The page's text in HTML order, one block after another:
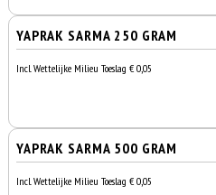
YAPRAK SARMA 250 GRAM
Incl. Wettelijke Milieu Toeslag € 0,05
YAPRAK SARMA 500 GRAM
Incl. Wettelijke Milieu Toeslag € 0,05